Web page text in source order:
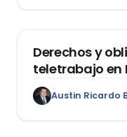
Derechos y
teletrabajo en